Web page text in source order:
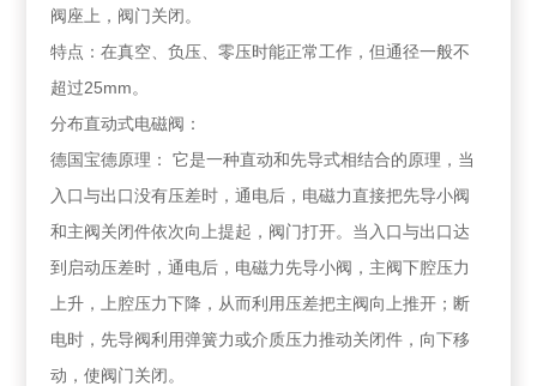
阀座上，阀门关闭。
特点：在真空、负压、零压时能正常工作，但通径一般不
超过25mm。
分布直动式电磁阀：
德国宝德原理： 它是一种直动和先导式相结合的原理，当
入口与出口没有压差时，通电后，电磁力直接把先导小阀
和主阀关闭件依次向上提起，阀门打开。当入口与出口达
到启动压差时，通电后，电磁力先导小阀，主阀下腔压力
上升，上腔压力下降，从而利用压差把主阀向上推开；断
电时，先导阀利用弹簧力或介质压力推动关闭件，向下移
动，使阀门关闭。